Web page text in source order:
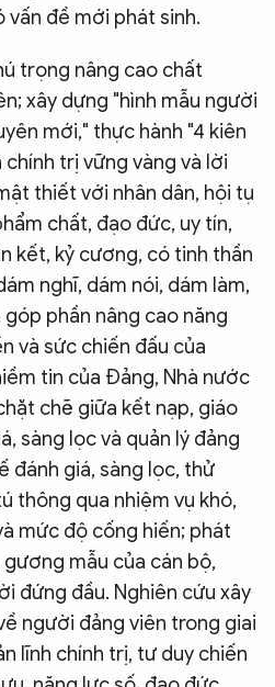
vấn đề mới phát sinh.
trọng nâng cao chất
xây dựng "hình mẫu người
mới," thực hành "4 kiên
trị vững vàng và lời
thiết với nhân dân, hội tụ
chất, đạo đức, uy tín,
kết, kỷ cương, có tinh thần
nghĩ, dám nói, dám làm,
phần nâng cao năng
và sức chiến đấu của
tin của Đảng, Nhà nước
chẽ giữa kết nạp, giáo
sàng lọc và quản lý đảng
đánh giá, sàng lọc, thử
thông qua nhiệm vụ khó,
mức độ cống hiến; phát
mẫu của cán bộ,
đứng đầu. Nghiên cứu xây
người đảng viên trong giai
lĩnh chính trị, tư duy chiến